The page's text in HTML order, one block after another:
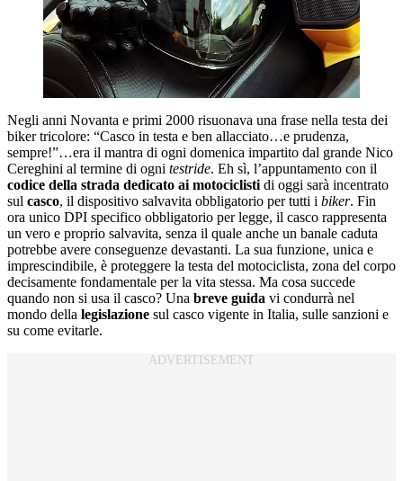
Negli anni Novanta e primi 2000 risuonava una frase nella testa dei
biker tricolore: “Casco in testa e ben allacciato…e prudenza,
sempre!”…era il mantra di ogni domenica impartito dal grande Nico
Cereghini al termine di ogni testride. Eh sì, l’appuntamento con il
codice della strada dedicato ai motociclistidi oggi sarà incentrato
sul casco, il dispositivo salvavita obbligatorio per tutti i biker. Fin
ora unico DPI specifico obbligatorio per legge, il casco rappresenta
un vero e proprio salvavita, senza il quale anche un banale caduta
potrebbe avere conseguenze devastanti. La sua funzione, unica e
imprescindibile, è proteggere la testa del motociclista, zona del corpo
decisamente fondamentale per la vita stessa. Ma cosa succede
quando non si usa il casco? Una breve guida vi condurrà nel
mondo della legislazione sul casco vigente in Italia, sulle sanzioni e
su come evitarle.